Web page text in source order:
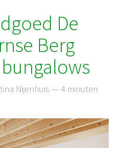
De
Berg
Nijenhuis — 4 minuten